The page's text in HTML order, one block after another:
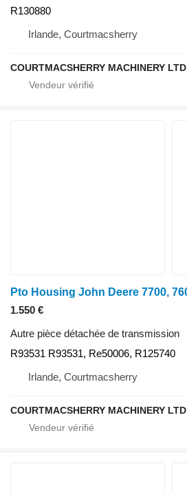
R130880
Irlande, Courtmacsherry
COURTMACSHERRY MACHINERY LTD
1.550 €
Autre pièce détachée de transmission
R93531 R93531, Re50006, R125740
Irlande, Courtmacsherry
COURTMACSHERRY MACHINERY LTD